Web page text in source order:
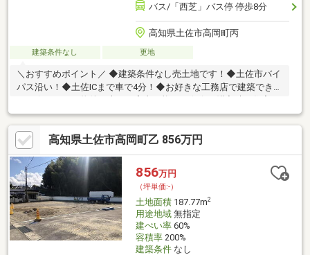
バス/「西芝」バス停 停歩8分
高知県土佐市高岡町丙
建築条件なし 更地
＼おすすめポイント／ ◆建築条件なし売土地です！◆土佐市バイ
パス沿い！◆土佐ICまで車で4分！◆お好きな工務店で建築できま
す！☆こちらの物件は本日ご案内可能です☆☆ご購入時の住宅ロ
ーン相談も無料で承ります♪物件が気になったらお好きなタイミン
グでお気軽にお問い合わせください！資料請求フォームからは24
時間受付中☆ おうちと皆様のご縁を結ぶことが私たちの使命で
す。 皆様にお会いできますことを、心よりお待ち申し上げてお
ります 土地購入をお考えの方に好条件の売地が多数あります。
高知県土佐市高岡町乙 856万円
856万円
（坪単価:-）
土地面積187.77m2
用途地域無指定
建ぺい率60%
容積率200%
建築条件なし